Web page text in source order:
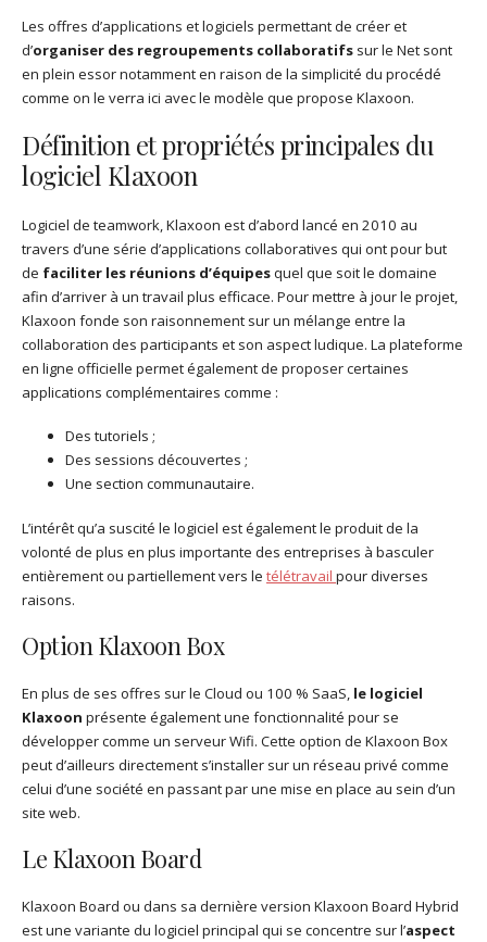
Les offres d’applications et logiciels permettant de créer et
d’organiser des regroupements collaboratifs sur le Net sont
en plein essor notamment en raison de la simplicité du procédé
comme on le verra ici avec le modèle que propose Klaxoon.
Définition et propriétés principales du
logiciel Klaxoon
Logiciel de teamwork, Klaxoon est d’abord lancé en 2010 au
travers d’une série d’applications collaboratives qui ont pour but
de faciliter les réunions d’équipesquel que soit le domaine
afin d’arriver à un travail plus efficace. Pour mettre à jour le projet,
Klaxoon fonde son raisonnement sur un mélange entre la
collaboration des participants et son aspect ludique. La plateforme
en ligne officielle permet également de proposer certaines
applications complémentaires comme :
Des tutoriels ;
Des sessions découvertes ;
Une section communautaire.
L’intérêt qu’a suscité le logiciel est également le produit de la
volonté de plus en plus importante des entreprises à basculer
entièrement ou partiellement vers le télétravail pour diverses
raisons.
Option Klaxoon Box
En plus de ses offres sur le Cloud ou 100 % SaaS, le logiciel
Klaxoon présente également une fonctionnalité pour se
développer comme un serveur Wifi. Cette option de Klaxoon Box
peut d’ailleurs directement s’installer sur un réseau privé comme
celui d’une société en passant par une mise en place au sein d’un
site web.
Le Klaxoon Board
Klaxoon Board ou dans sa dernière version Klaxoon Board Hybrid
est une variante du logiciel principal qui se concentre sur l’aspect